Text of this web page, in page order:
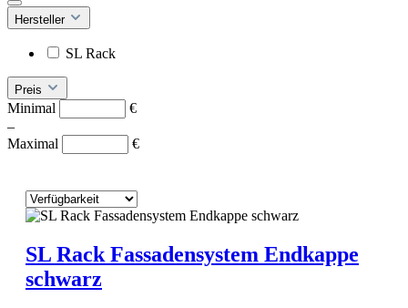
Hersteller
SL Rack
Preis
Minimal
€
–
Maximal
€
SL Rack Fassadensystem Endkappe
schwarz